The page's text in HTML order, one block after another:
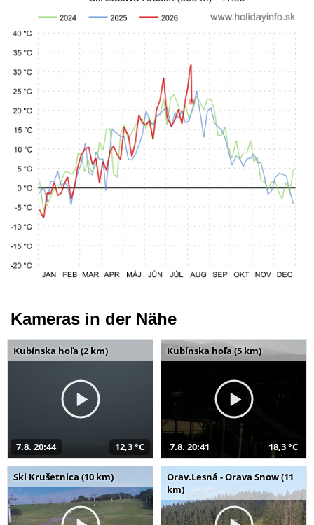
Kameras in der Nähe
Kubínska hoľa (2 km)
7.8. 20:44 12,3 °C
Kubínska hoľa (5 km)
7.8. 20:41 18,3 °C
Ski Krušetnica (10 km)
Orav.Lesná - Orava Snow (11
km)